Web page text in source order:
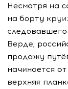
Несмотря на
на борту
Верде,
продажу
начинается
верхняя